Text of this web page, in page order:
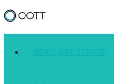
INGATLANFEJLESZTŐ